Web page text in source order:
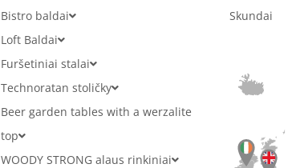
Bistro baldai
Loft Baldai
Furšetiniai stalai
Technoratan stoličky
Beer garden tables with a werzalite
top
WOODY STRONG alaus rinkiniai
Skundai